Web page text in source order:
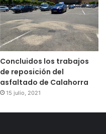
Concluidos los trabajos
de reposición del
asfaltado de Calahorra
15 julio, 2021